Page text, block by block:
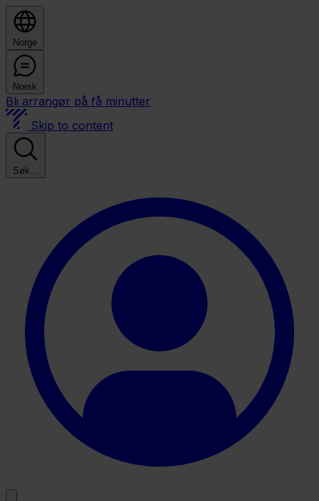
Norge
Norsk
Bli arrangør på få minutter
Skip to content
Søk...